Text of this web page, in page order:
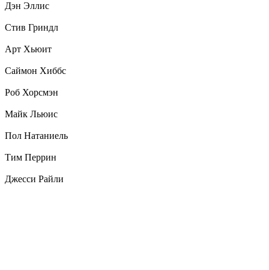
Дэн Эллис
Стив Гриндл
Арт Хьюит
Саймон Хиббс
Роб Хорсмэн
Майк Льюис
Пол Натаниель
Тим Перрин
Джесси Райли